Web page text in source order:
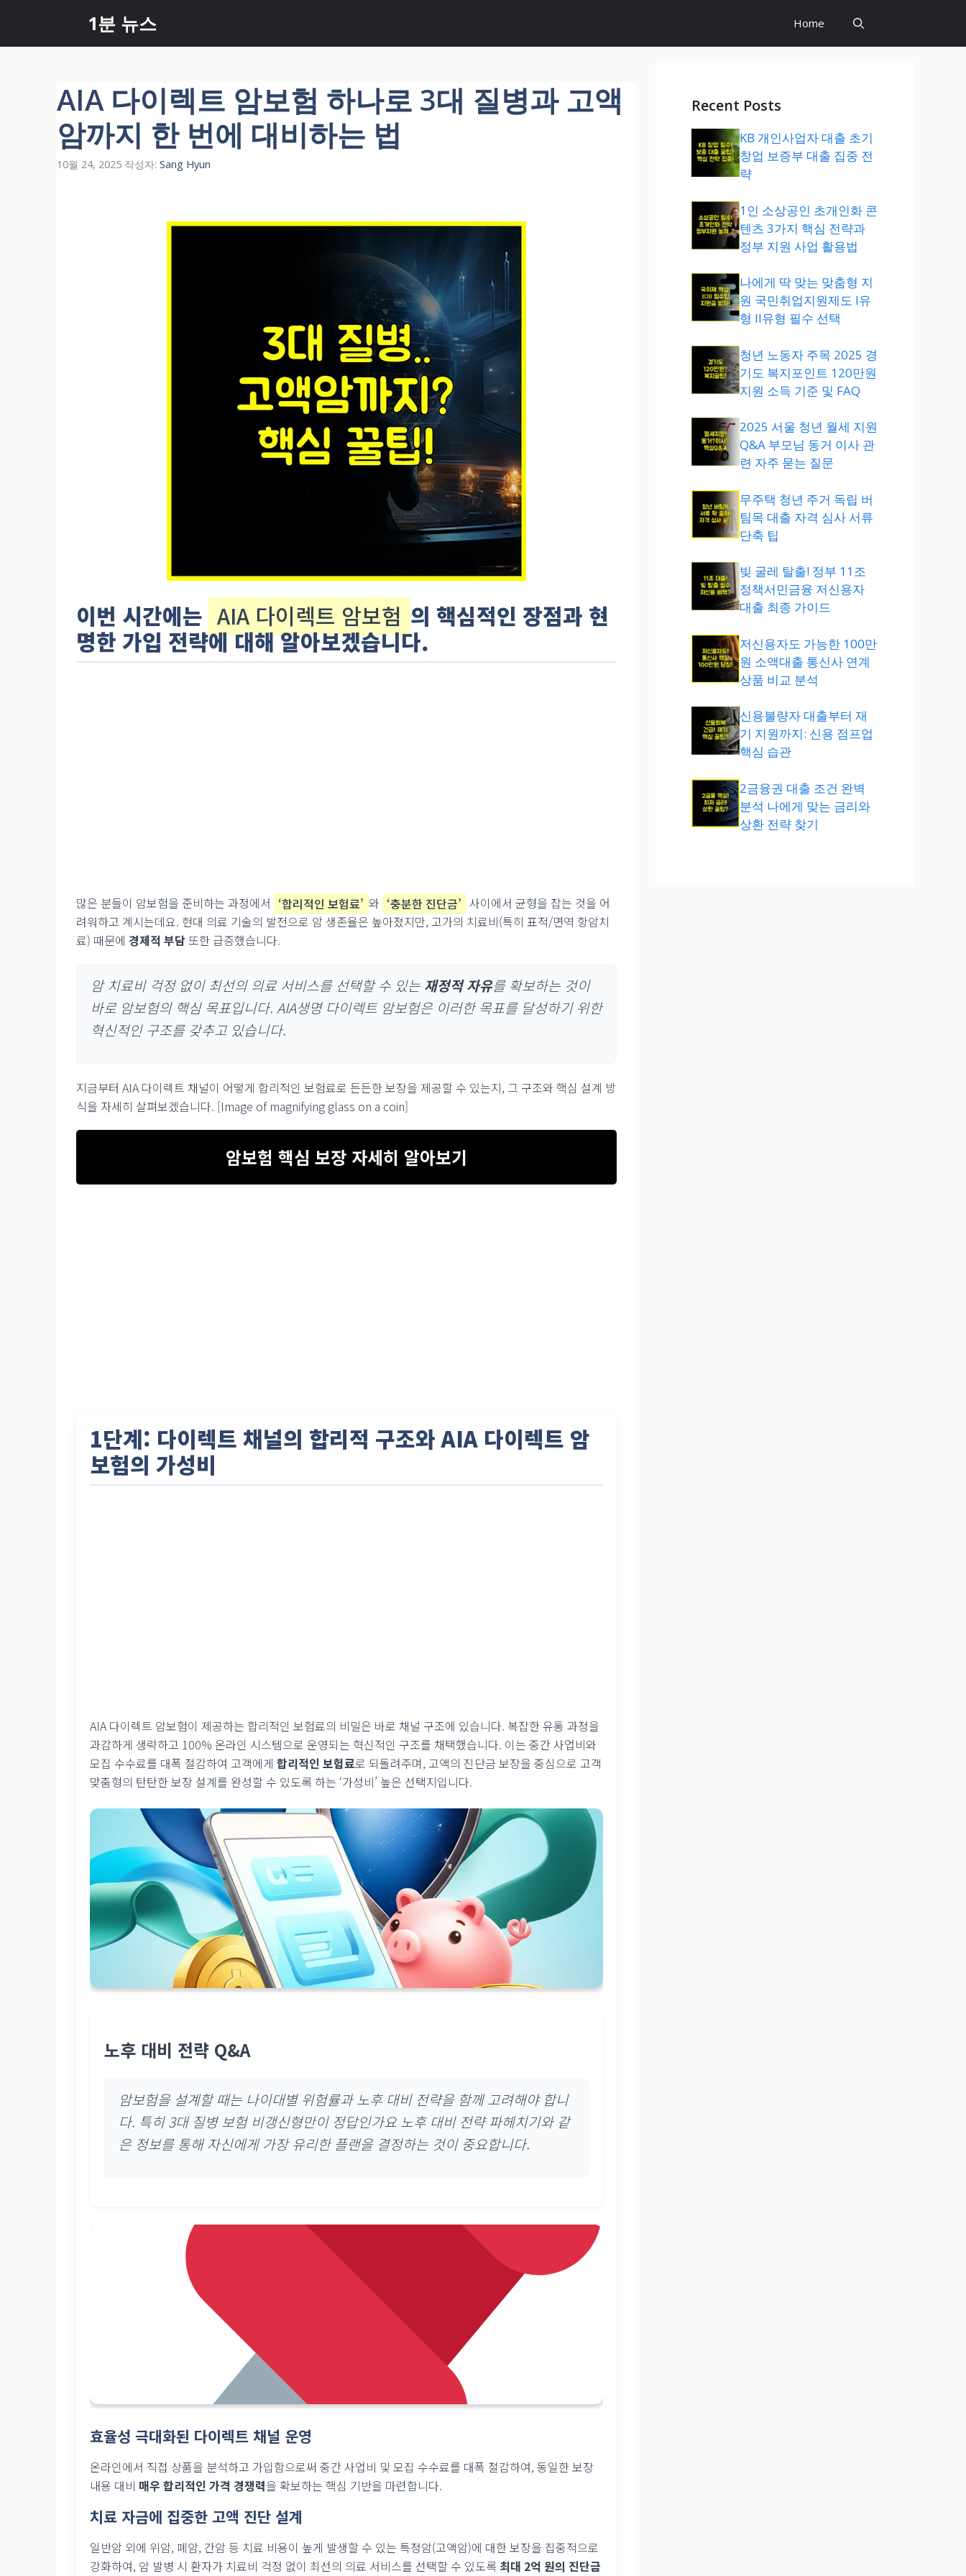
츠
1분 뉴스 Home
AIA 다이렉트 암보험 하나로 3대 질병과 고액
암까지 한 번에 대비하는 법
10월 24, 2025 작성자: Sang Hyun
이번 시간에는 AIA 다이렉트 암보험 의 핵심적인 장점과 현
명한 가입 전략에 대해 알아보겠습니다.
많은 분들이 암보험을 준비하는 과정에서 ‘합리적인 보험료’ 와 ‘충분한 진단금’ 사이에서 균형을 잡는 것을 어
려워하고 계시는데요. 현대 의료 기술의 발전으로 암 생존율은 높아졌지만, 고가의 치료비(특히 표적/면역 항암치
료) 때문에 경제적 부담 또한 급증했습니다.
암 치료비 걱정 없이 최선의 의료 서비스를 선택할 수 있는재정적 자유를 확보하는 것이
바로 암보험의 핵심 목표입니다. AIA생명 다이렉트 암보험은 이러한 목표를 달성하기 위한
혁신적인 구조를 갖추고 있습니다.
지금부터 AIA 다이렉트 채널이 어떻게 합리적인 보험료로 든든한 보장을 제공할 수 있는지, 그 구조와 핵심 설계 방
식을 자세히 살펴보겠습니다. [Image of magnifying glass on a coin]
암보험 핵심 보장 자세히 알아보기
1단계: 다이렉트 채널의 합리적 구조와AIA 다이렉트 암
보험의 가성비
AIA 다이렉트 암보험이 제공하는 합리적인 보험료의 비밀은 바로 채널 구조에 있습니다. 복잡한 유통 과정을
과감하게 생략하고 100% 온라인 시스템으로 운영되는 혁신적인 구조를 채택했습니다. 이는 중간 사업비와
모집 수수료를 대폭 절감하여 고객에게합리적인 보험료로 되돌려주며, 고액의 진단금 보장을 중심으로 고객
맞춤형의 탄탄한 보장 설계를 완성할 수 있도록 하는 ‘가성비’ 높은 선택지입니다.
노후 대비 전략 Q&A
암보험을 설계할 때는 나이대별 위험률과 노후 대비 전략을 함께 고려해야 합니
다. 특히3대 질병 보험 비갱신형만이 정답인가요 노후 대비 전략 파헤치기와 같
은 정보를 통해 자신에게 가장 유리한 플랜을 결정하는 것이 중요합니다.
효율성 극대화된 다이렉트 채널 운영
온라인에서 직접 상품을 분석하고 가입함으로써 중간 사업비 및 모집 수수료를 대폭 절감하여, 동일한 보장
내용 대비 매우 합리적인 가격 경쟁력을 확보하는 핵심 기반을 마련합니다.
치료 자금에 집중한 고액 진단 설계
일반암 외에 위암, 폐암, 간암 등 치료 비용이 높게 발생할 수 있는 특정암(고액암)에 대한 보장을 집중적으로
강화하여, 암 발병 시 환자가 치료비 걱정 없이 최선의 의료 서비스를 선택할 수 있도록 최대 2억 원의 진단금
Recent Posts
KB 개인사업자 대출 초기
창업 보증부 대출 집중 전
략
1인 소상공인 초개인화 콘
텐츠 3가지 핵심 전략과
정부 지원 사업 활용법
나에게 딱 맞는 맞춤형 지
원 국민취업지원제도 I유
형 II유형 필수 선택
청년 노동자 주목 2025 경
기도 복지포인트 120만원
지원 소득 기준 및 FAQ
2025 서울 청년 월세 지원
Q&A 부모님 동거 이사 관
련 자주 묻는 질문
무주택 청년 주거 독립 버
팀목 대출 자격 심사 서류
단축 팁
빚 굴레 탈출! 정부 11조
정책서민금융 저신용자
대출 최종 가이드
저신용자도 가능한 100만
원 소액대출 통신사 연계
상품 비교 분석
신용불량자 대출부터 재
기 지원까지: 신용 점프업
핵심 습관
2금융권 대출 조건 완벽
분석 나에게 맞는 금리와
상환 전략 찾기